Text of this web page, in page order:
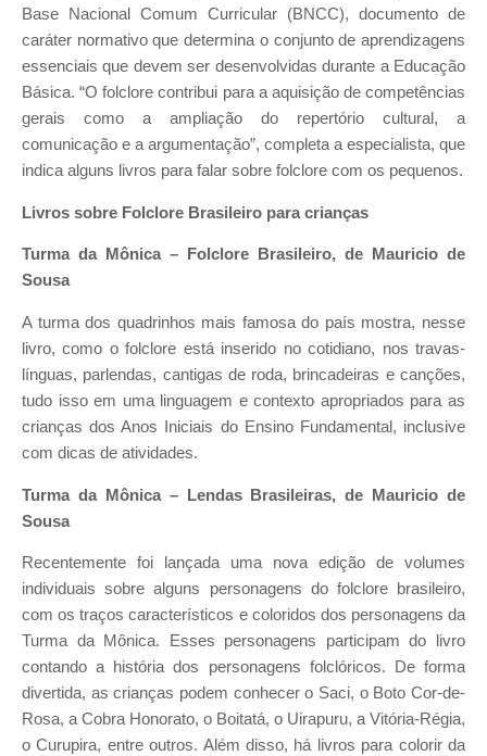
Base Nacional Comum Curricular (BNCC), documento de
caráter normativo que determina o conjunto de aprendizagens
essenciais que devem ser desenvolvidas durante a Educação
Básica. “O folclore contribui para a aquisição de competências
gerais como a ampliação do repertório cultural, a
comunicação e a argumentação”, completa a especialista, que
indica alguns livros para falar sobre folclore com os pequenos.
Livros sobre Folclore Brasileiro para crianças
Turma da Mônica – Folclore Brasileiro, de Mauricio de
Sousa
A turma dos quadrinhos mais famosa do país mostra, nesse
livro, como o folclore está inserido no cotidiano, nos travas-
línguas, parlendas, cantigas de roda, brincadeiras e canções,
tudo isso em uma linguagem e contexto apropriados para as
crianças dos Anos Iniciais do Ensino Fundamental, inclusive
com dicas de atividades.
Turma da Mônica – Lendas Brasileiras, de Mauricio de
Sousa
Recentemente foi lançada uma nova edição de volumes
individuais sobre alguns personagens do folclore brasileiro,
com os traços característicos e coloridos dos personagens da
Turma da Mônica. Esses personagens participam do livro
contando a história dos personagens folclóricos. De forma
divertida, as crianças podem conhecer o Saci, o Boto Cor-de-
Rosa, a Cobra Honorato, o Boitatá, o Uirapuru, a Vitória-Régia,
o Curupira, entre outros. Além disso, há livros para colorir da